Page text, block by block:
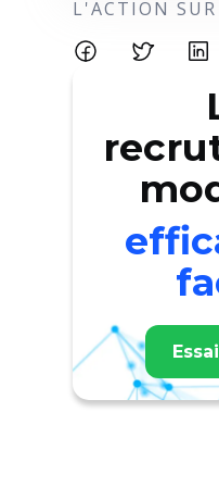
L'ACTION SUR